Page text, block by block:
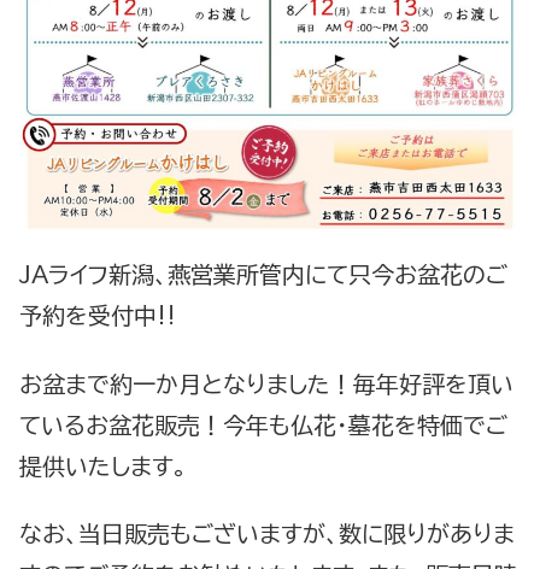
JAライフ新潟、燕営業所管内にて只今お盆花のご
予約を受付中‼
お盆まで約一か月となりました！毎年好評を頂い
ているお盆花販売！今年も仏花・墓花を特価でご
提供いたします。
なお、当日販売もございますが、数に限りがありま